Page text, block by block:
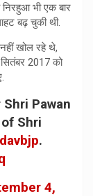
भी एक बार
बढ़ चुकी थी.
खोल रहे थे,
2017 को
Pawan
Shri
.
4,